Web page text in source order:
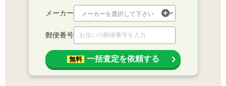
メーカー
郵便番号
無料 一括査定を依頼する